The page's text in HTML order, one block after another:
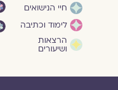
חיי הנישואים
לימוד וכתיבה
הרצאות
ושיעורים